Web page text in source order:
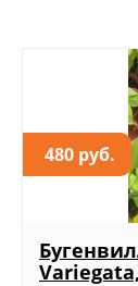
480 руб.